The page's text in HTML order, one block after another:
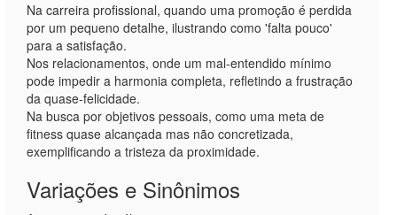
Na carreira profissional, quando uma promoção é perdida
por um pequeno detalhe, ilustrando como 'falta pouco'
para a satisfação.
Nos relacionamentos, onde um mal-entendido mínimo
pode impedir a harmonia completa, refletindo a frustração
da quase-felicidade.
Na busca por objetivos pessoais, como uma meta de
fitness quase alcançada mas não concretizada,
exemplificando a tristeza da proximidade.
Variações e Sinônimos